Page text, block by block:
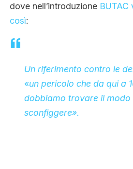
dove nell’introduzione BUTAC
così:
Un riferimento contro le
«un pericolo che da qui a
dobbiamo trovare il modo
sconfiggere».